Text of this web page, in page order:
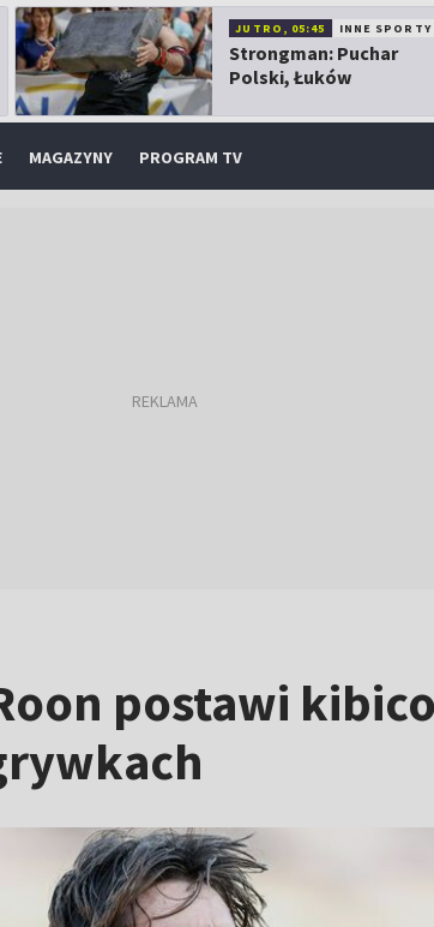
JUTRO, 05:45 INNE SPORTY
Strongman: Puchar
Polski, Łuków
MAGAZYNY PROGRAM TV
postawi